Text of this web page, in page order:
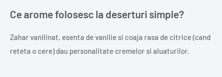
Ce arome folosesc la deserturi simple?
Zahar vanilinat, esenta de vanilie si coaja rasa de citrice (cand
reteta o cere) dau personalitate cremelor si aluaturilor.